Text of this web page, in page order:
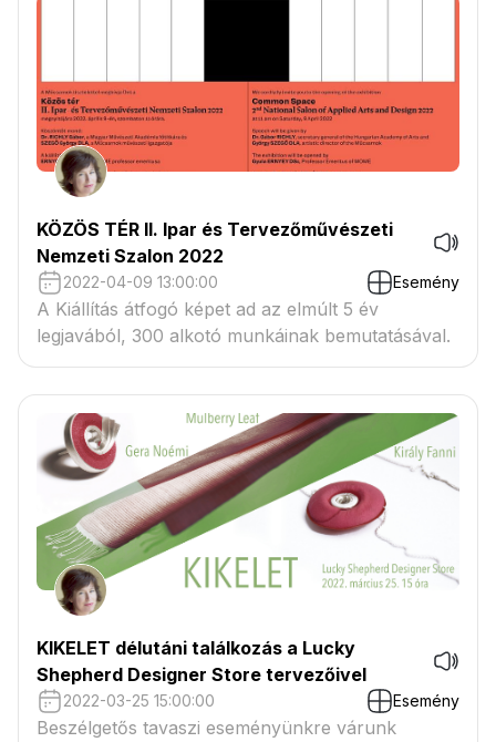
KÖZÖS TÉR II. Ipar és Tervezőművészeti
Nemzeti Szalon 2022
2022-04-09 13:00:00 Esemény
A Kiállítás átfogó képet ad az elmúlt 5 év
legjavából, 300 alkotó munkáinak bemutatásával.
KIKELET délutáni találkozás a Lucky
Shepherd Designer Store tervezőivel
2022-03-25 15:00:00 Esemény
Beszélgetős tavaszi eseményünkre várunk